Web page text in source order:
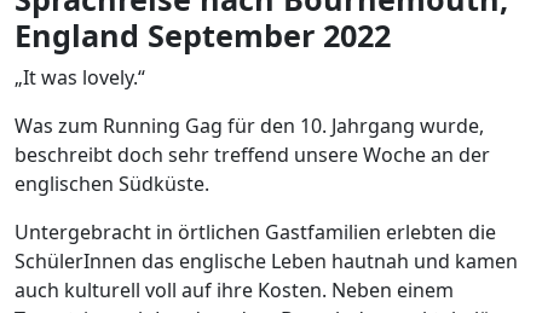
England September 2022
„It was lovely.“
Was zum Running Gag für den 10. Jahrgang wurde,
beschreibt doch sehr treffend unsere Woche an der
englischen Südküste.
Untergebracht in örtlichen Gastfamilien erlebten die
SchülerInnen das englische Leben hautnah und kamen
auch kulturell voll auf ihre Kosten. Neben einem